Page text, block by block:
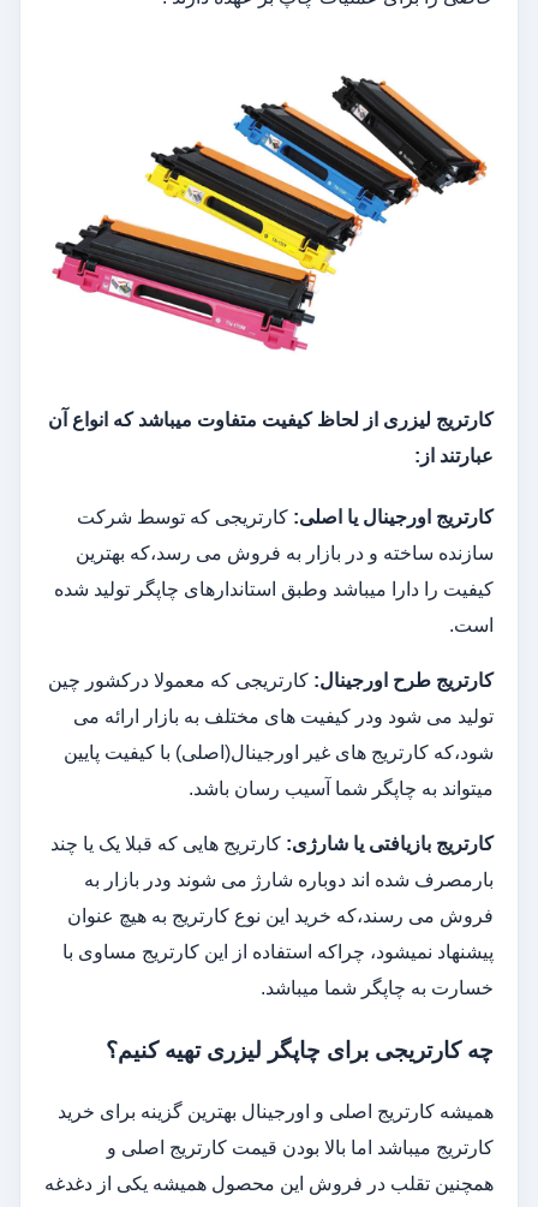
کارتریج لیزری از لحاظ کیفیت متفاوت میباشد که انواع آن
عبارتند از:
کارتریج اورجینال یا اصلی: کارتریجی که توسط شرکت
سازنده ساخته و در بازار به فروش می رسد،که بهترین
کیفیت را دارا میباشد وطبق استاندارهای چاپگر تولید شده
است.
کارتریج طرح اورجینال: کارتریجی که معمولا درکشور چین
تولید می شود ودر کیفیت های مختلف به بازار ارائه می
شود،که کارتریج های غیر اورجینال(اصلی) با کیفیت پایین
میتواند به چاپگر شما آسیب رسان باشد.
کارتریج بازیافتی یا شارژی: کارتریج هایی که قبلا یک یا چند
بارمصرف شده اند دوباره شارژ می شوند ودر بازار به
فروش می رسند،که خرید این نوع کارتریج به هیچ عنوان
پیشنهاد نمیشود، چراکه استفاده از این کارتریج مساوی با
خسارت به چاپگر شما میباشد.
چه کارتریجی برای چاپگر لیزری تهیه کنیم؟
همیشه کارتریج اصلی و اورجینال بهترین گزینه برای خرید
کارتریج میباشد اما بالا بودن قیمت کارتریج اصلی و
همچنین تقلب در فروش این محصول همیشه یکی از دغدغه